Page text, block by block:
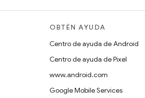
OBTÉN AYUDA
Centro de ayuda de Android
Centro de ayuda de Pixel
www.android.com
Google Mobile Services